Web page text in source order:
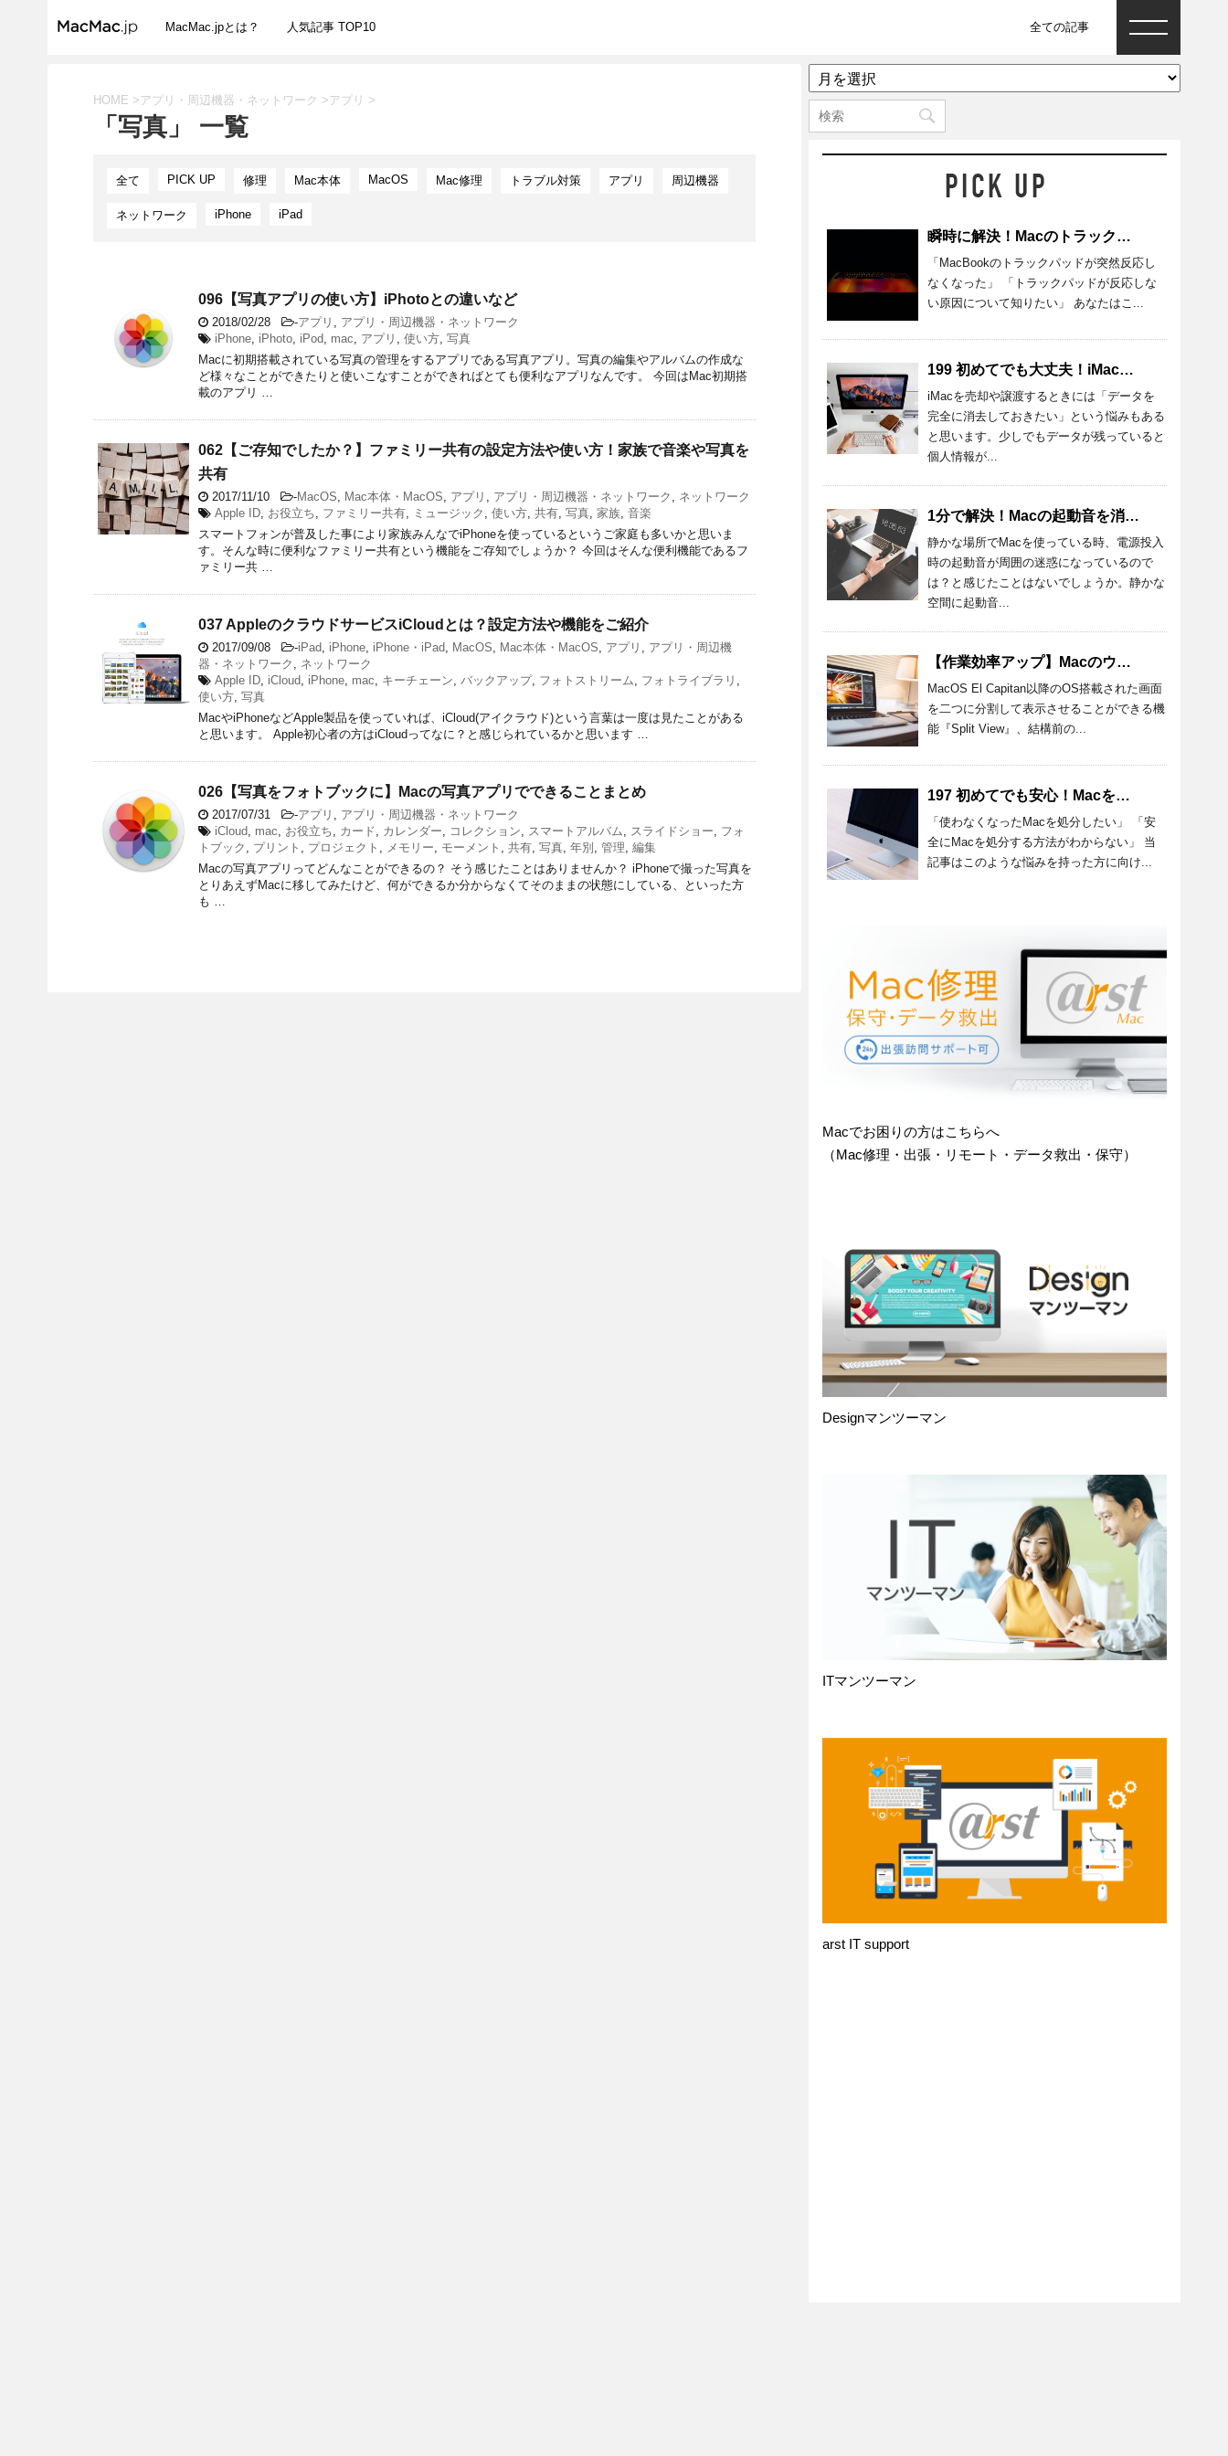
MacMac.jpとは？ 人気記事 TOP10 全ての記事
HOME >アプリ・周辺機器・ネットワーク >アプリ >
「写真」 一覧
全て PICK UP 修理 Mac本体 MacOS Mac修理 トラブル対策 アプリ 周辺機器
ネットワーク iPhone iPad
096【写真アプリの使い方】iPhotoとの違いなど
2018/02/28 -アプリ , アプリ・周辺機器・ネットワーク
iPhone, iPhoto, iPod, mac, アプリ , 使い方, 写真
Macに初期搭載されている写真の管理をするアプリである写真アプリ。写真の編集やアルバムの作成な
ど様々なことができたりと使いこなすことができればとても便利なアプリなんです。 今回はMac初期搭
載のアプリ …
062【ご存知でしたか？】ファミリー共有の設定方法や使い方！家族で音楽や写真を
共有
2017/11/10 -MacOS, Mac本体・MacOS, アプリ , アプリ・周辺機器・ネットワーク , ネットワーク
Apple ID, お役立ち, ファミリー共有, ミュージック , 使い方, 共有, 写真, 家族, 音楽
スマートフォンが普及した事により家族みんなでiPhoneを使っているというご家庭も多いかと思いま
す。そんな時に便利なファミリー共有という機能をご存知でしょうか？ 今回はそんな便利機能であるフ
ァミリー共 …
037 AppleのクラウドサービスiCloudとは？設定方法や機能をご紹介
2017/09/08 -iPad, iPhone, iPhone・iPad, MacOS, Mac本体・MacOS, アプリ , アプリ・周辺機
器・ネットワーク , ネットワーク
Apple ID, iCloud, iPhone, mac, キーチェーン, バックアップ, フォトストリーム, フォトライブラリ ,
使い方, 写真
MacやiPhoneなどApple製品を使っていれば、iCloud(アイクラウド)という言葉は一度は見たことがある
と思います。 Apple初心者の方はiCloudってなに？と感じられているかと思います …
026【写真をフォトブックに】Macの写真アプリでできることまとめ
2017/07/31 -アプリ , アプリ・周辺機器・ネットワーク
iCloud, mac, お役立ち, カード, カレンダー, コレクション, スマートアルバム, スライドショー, フォ
トブック , プリント , プロジェクト , メモリー, モーメント , 共有, 写真, 年別 , 管理, 編集
Macの写真アプリってどんなことができるの？ そう感じたことはありませんか？ iPhoneで撮った写真を
とりあえずMacに移してみたけど、何ができるか分からなくてそのままの状態にしている、といった方
も …
ア
ー
カ
イ
瞬時に解決！Macのトラックパッドが反応しないときの原因と対処法
「MacBookのトラックパッドが突然反応し
なくなった」 「トラックパッドが反応しな
い原因について知りたい」 あなたはこ...
199 初めてでも大丈夫！iMacのデータを完全消去する準備・方法を紹介
iMacを売却や譲渡するときには「データを
完全に消去しておきたい」という悩みもある
と思います。少しでもデータが残っていると
個人情報が...
1分で解決！Macの起動音を消す設定方法とおすすめアプリを紹介！
静かな場所でMacを使っている時、電源投入
時の起動音が周囲の迷惑になっているので
は？と感じたことはないでしょうか。静かな
空間に起動音...
【作業効率アップ】Macのウィンドウを半分にする方法を詳しく解説
MacOS El Capitan以降のOS搭載された画面
を二つに分割して表示させることができる機
能『Split View』、結構前の...
197 初めてでも安心！Macを処分するときの準備と方法を詳しく解説！
「使わなくなったMacを処分したい」 「安
全にMacを処分する方法がわからない」 当
記事はこのような悩みを持った方に向け...
Macでお困りの方はこちらへ
（Mac修理・出張・リモート・データ救出・保守）
Designマンツーマン
ITマンツーマン
arst IT support